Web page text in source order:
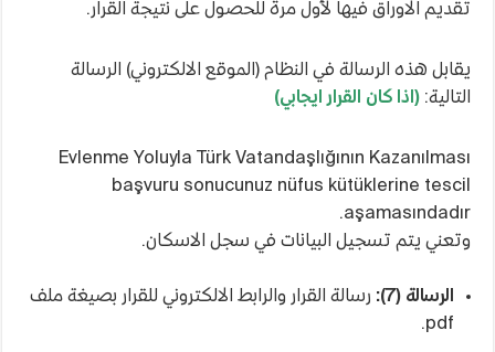
تقديم الاوراق فيها لأول مرة للحصول على نتيجة القرار.
يقابل هذه الرسالة في النظام (الموقع الالكتروني) الرسالة
التالية: (اذا كان القرار ايجابي)
Evlenme Yoluyla Türk Vatandaşlığının Kazanılması
başvuru sonucunuz nüfus kütüklerine tescil
aşamasındadır.
وتعني يتم تسجيل البيانات في سجل الاسكان.
الرسالة (7):
رسالة القرار والرابط الالكتروني للقرار بصيغة ملف
pdf.